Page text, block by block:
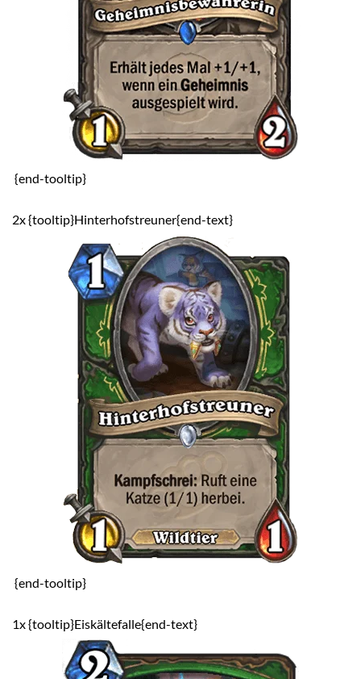
{end-tooltip}
2x {tooltip}Hinterhofstreuner{end-text}
{end-tooltip}
1x {tooltip}Eiskältefalle{end-text}